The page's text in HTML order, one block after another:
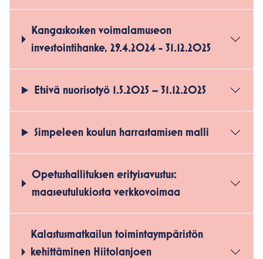
Kangaskosken voimalamuseon
investointihanke, 29.4.2024 - 31.12.2025
Etsivä nuorisotyö 1.5.2025 – 31.12.2025
Simpeleen koulun harrastamisen malli
Opetushallituksen erityisavustus:
maaseutulukiosta verkkovoimaa
Kalastusmatkailun toimintaympäristön
kehittäminen Hiitolanjoen